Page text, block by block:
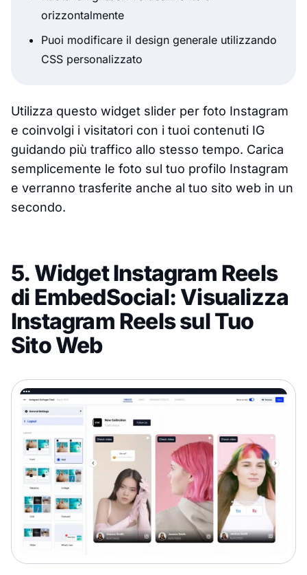
orizzontalmente
Puoi modificare il design generale utilizzando
CSS personalizzato
Utilizza questo widget slider per foto Instagram
e coinvolgi i visitatori con i tuoi contenuti IG
guidando più traffico allo stesso tempo. Carica
semplicemente le foto sul tuo profilo Instagram
e verranno trasferite anche al tuo sito web in un
secondo.
5. Widget Instagram Reels
di EmbedSocial: Visualizza
Instagram Reels sul Tuo
Sito Web